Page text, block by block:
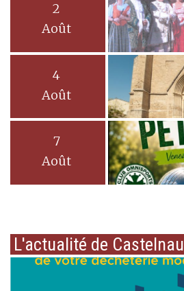
2
Août
4
Août
7
Août
L'actualité de Castelnau